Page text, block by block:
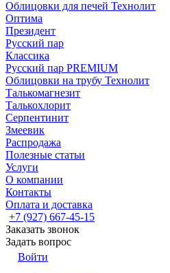
Облицовки для печей Технолит
Оптима
Президент
Русский пар
Классика
Русский пар PREMIUM
Облицовки на трубу Технолит
Талькомагнезит
Талькохлорит
Серпентинит
Змеевик
Распродажа
Полезные статьи
Услуги
О компании
Контакты
Оплата и доставка
+7 (927) 667-45-15
Заказать звонок
Задать вопрос
Войти